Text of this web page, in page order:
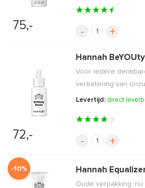
75,-
- +
72,-
Hannah
Voor iedere
verbetering van
Levertijd: direct
- +
-10% Hannah
Oude verpakking,